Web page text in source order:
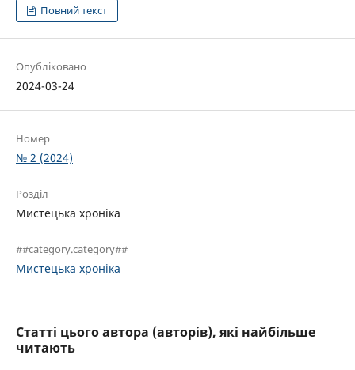
Повний текст
Опубліковано
2024-03-24
Номер
№ 2 (2024)
Розділ
Мистецька хроніка
##category.category##
Мистецька хроніка
Статті цього автора (авторів), які найбільше
читають